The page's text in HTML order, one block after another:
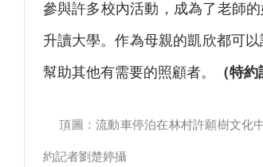
參與許多校內活動，成為了老師
升讀大學。作為母親的凱欣都可
幫助其他有需要的照顧者。
（特
頂圖：流動車停泊在林村許願樹文化
約記者劉楚婷攝